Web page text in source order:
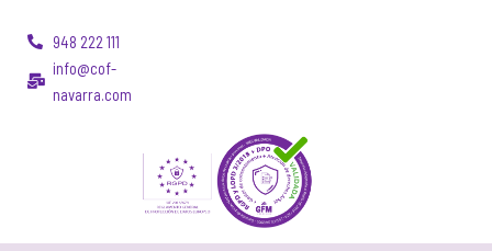
948 222 111
info@cof-
navarra.com